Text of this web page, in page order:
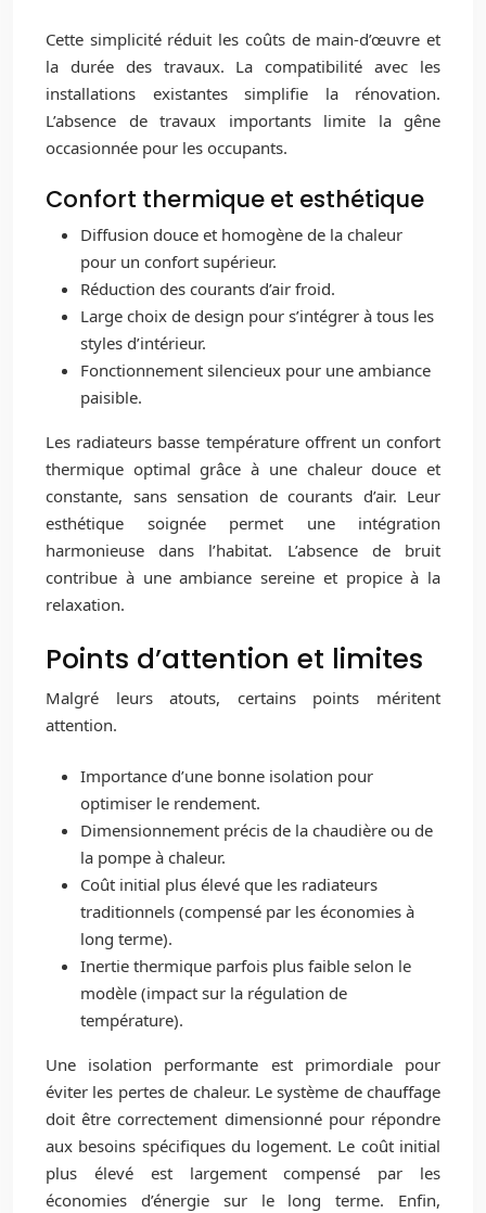
Cette simplicité réduit les coûts de main-d’œuvre et
la durée des travaux. La compatibilité avec les
installations existantes simplifie la rénovation.
L’absence de travaux importants limite la gêne
occasionnée pour les occupants.
Confort thermique et esthétique
Diffusion douce et homogène de la chaleur
pour un confort supérieur.
Réduction des courants d’air froid.
Large choix de design pour s’intégrer à tous les
styles d’intérieur.
Fonctionnement silencieux pour une ambiance
paisible.
Les radiateurs basse température offrent un confort
thermique optimal grâce à une chaleur douce et
constante, sans sensation de courants d’air. Leur
esthétique soignée permet une intégration
harmonieuse dans l’habitat. L’absence de bruit
contribue à une ambiance sereine et propice à la
relaxation.
Points d’attention et limites
Malgré leurs atouts, certains points méritent
attention.
Importance d’une bonne isolation pour
optimiser le rendement.
Dimensionnement précis de la chaudière ou de
la pompe à chaleur.
Coût initial plus élevé que les radiateurs
traditionnels (compensé par les économies à
long terme).
Inertie thermique parfois plus faible selon le
modèle (impact sur la régulation de
température).
Une isolation performante est primordiale pour
éviter les pertes de chaleur. Le système de chauffage
doit être correctement dimensionné pour répondre
aux besoins spécifiques du logement. Le coût initial
plus élevé est largement compensé par les
économies d’énergie sur le long terme. Enfin,